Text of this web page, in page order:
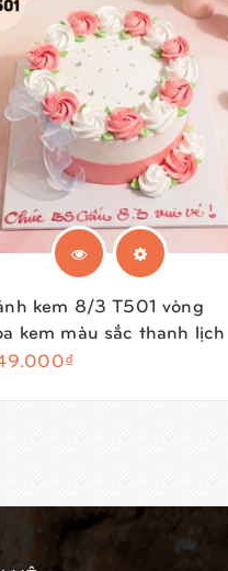
kem 8/3 T501 vòng
kem màu sắc thanh lịch